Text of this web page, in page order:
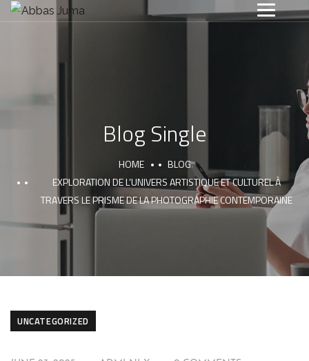
Blog Single
HOME
BLOG
EXPLORATION DE L’UNIVERS ARTISTIQUE ET CULTUREL À
TRAVERS LE PRISME DE LA PHOTOGRAPHIE CONTEMPORAINE
UNCATEGORIZED